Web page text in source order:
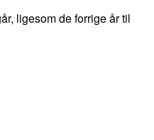
ligesom de forrige år til